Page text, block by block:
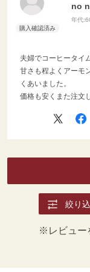
no
年代:
夫婦でコーヒータイ
甘さも程よくアーモ
くあいました。
価格も安くまた注文
絞り
※レビュー